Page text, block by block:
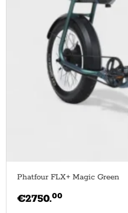
Phatfour FLX+ Magic Green
€2750.00